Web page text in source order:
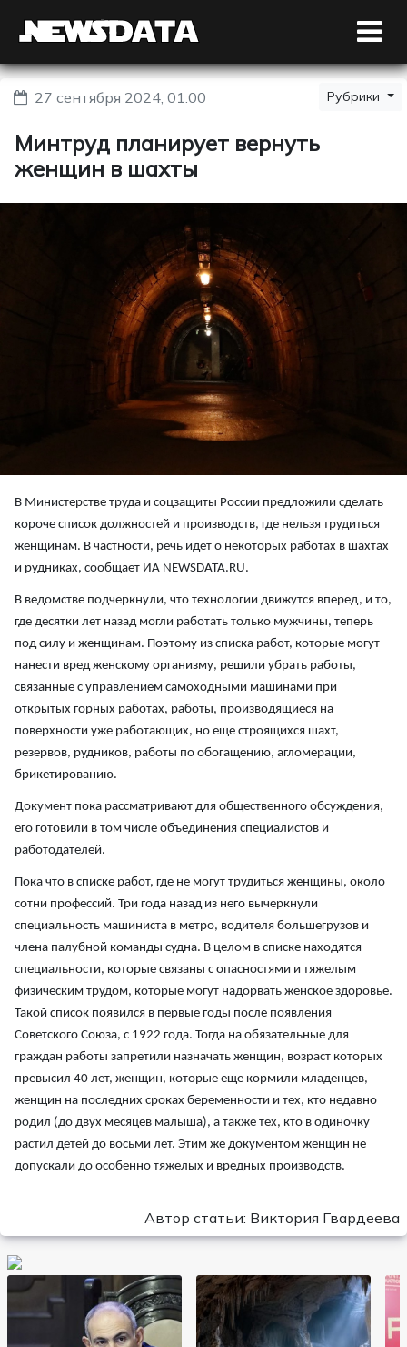
27 сентября 2024, 01:00 Рубрики
Минтруд планирует вернуть
женщин в шахты
В Министерстве труда и соцзащиты России предложили сделать
короче список должностей и производств, где нельзя трудиться
женщинам. В частности, речь идет о некоторых работах в шахтах
и рудниках, сообщает ИА NEWSDATA.RU.
В ведомстве подчеркнули, что технологии движутся вперед, и то,
где десятки лет назад могли работать только мужчины, теперь
под силу и женщинам. Поэтому из списка работ, которые могут
нанести вред женскому организму, решили убрать работы,
связанные с управлением самоходными машинами при
открытых горных работах, работы, производящиеся на
поверхности уже работающих, но еще строящихся шахт,
резервов, рудников, работы по обогащению, агломерации,
брикетированию.
Документ пока рассматривают для общественного обсуждения,
его готовили в том числе объединения специалистов и
работодателей.
Пока что в списке работ, где не могут трудиться женщины, около
сотни профессий. Три года назад из него вычеркнули
специальность машиниста в метро, водителя большегрузов и
члена палубной команды судна. В целом в списке находятся
специальности, которые связаны с опасностями и тяжелым
физическим трудом, которые могут надорвать женское здоровье.
Такой список появился в первые годы после появления
Советского Союза, с 1922 года. Тогда на обязательные для
граждан работы запретили назначать женщин, возраст которых
превысил 40 лет, женщин, которые еще кормили младенцев,
женщин на последних сроках беременности и тех, кто недавно
родил (до двух месяцев малыша), а также тех, кто в одиночку
растил детей до восьми лет. Этим же документом женщин не
допускали до особенно тяжелых и вредных производств.
Автор статьи: Виктория Гвардеева